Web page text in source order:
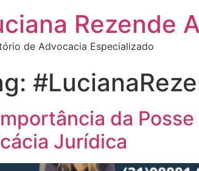
Rezende
de Advocacia Especializado
da
Jurídica